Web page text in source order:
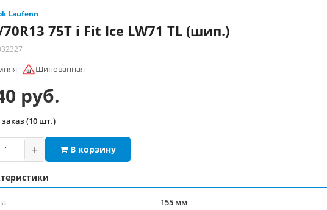
Laufenn
75T i Fit Ice LW71 TL (шип.)
Шипованная
руб.
(10 шт.)
+ В корзину
155 мм